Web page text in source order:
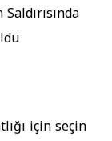
için seçin